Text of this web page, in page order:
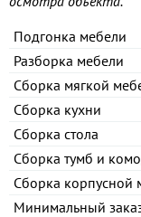
Подгонка мебели
Разборка мебели
Сборка мягкой
Сборка кухни
Сборка стола
Сборка тумб и
Сборка корпусной
Минимальный